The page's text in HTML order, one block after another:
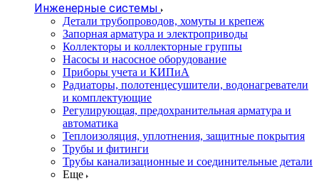
Инженерные системы
Детали трубопроводов, хомуты и крепеж
Запорная арматура и электроприводы
Коллекторы и коллекторные группы
Насосы и насосное оборудование
Приборы учета и КИПиА
Радиаторы, полотенцесушители, водонагреватели
и комплектующие
Регулирующая, предохранительная арматура и
автоматика
Теплоизоляция, уплотнения, защитные покрытия
Трубы и фитинги
Трубы канализационные и соединительные детали
Еще